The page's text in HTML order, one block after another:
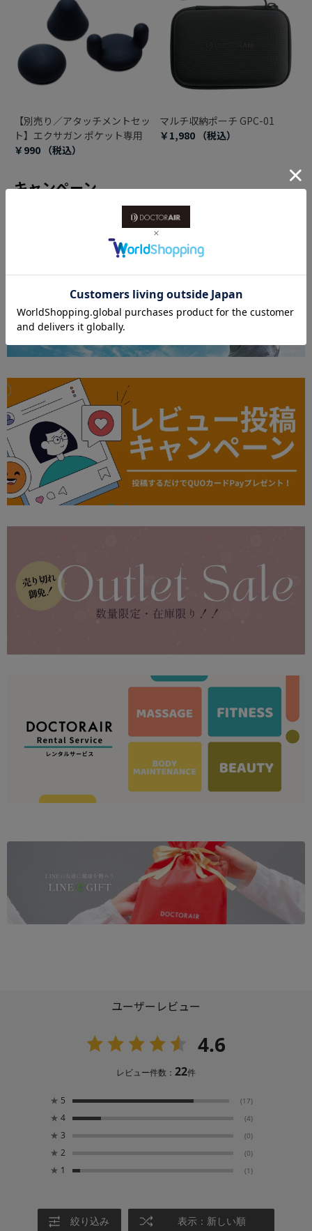
【別売り／アタッチメントセッ
ト】エクサガン ポケット専用
￥990 （税込）
マルチ収納ポーチ GPC-01
￥1,980 （税込）
キャンペーン
ユーザーレビュー
4.6
レビュー件数： 22件
★ 5 (17)
★ 4 (4)
★ 3 (0)
★ 2 (0)
★ 1 (1)
絞り込み 表示：新しい順